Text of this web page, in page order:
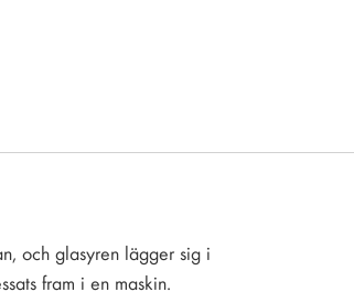
och glasyren lägger sig i
fram i en maskin.